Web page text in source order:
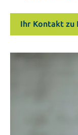
Ihr Kontakt zu